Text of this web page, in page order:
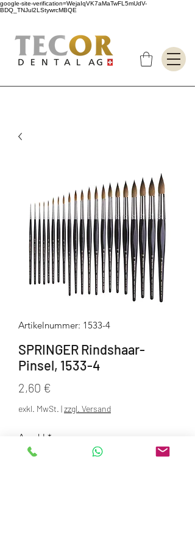
google-site-verification=WejaIqVK7aMaTwFL5mUdV-
BDQ_TNJul2LStywrcMBQE
Artikelnummer: 1533-4
SPRINGER Rindshaar-
Pinsel, 1533-4
2,60 €
exkl. MwSt. |zzgl. Versand
Anzahl *